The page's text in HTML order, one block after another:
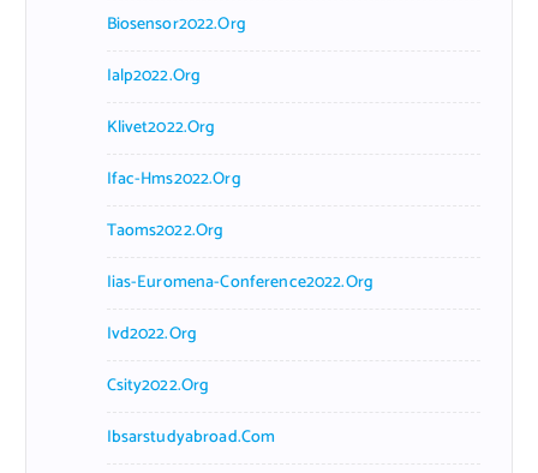
Biosensor2022.org
Ialp2022.org
Klivet2022.org
Ifac-Hms2022.org
Taoms2022.org
Iias-Euromena-Conference2022.org
Ivd2022.org
Csity2022.org
Ibsarstudyabroad.com